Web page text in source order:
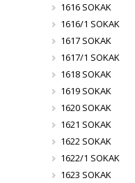
1616 SOKAK
1616/1 SOKAK
1617 SOKAK
1617/1 SOKAK
1618 SOKAK
1619 SOKAK
1620 SOKAK
1621 SOKAK
1622 SOKAK
1622/1 SOKAK
1623 SOKAK